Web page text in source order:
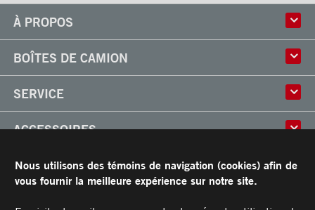
À PROPOS
Culture
Usine
Partenaire
Carrières
BOÎTES DE CAMION
Classik
X-Treme
Boîtes réfrigérées
Arctik
SERVICE
Pièces
ACCESSOIRES
Toits
Planchers
RESSOURCES
Garantie limitée de Transit
Conditions générales
Nous utilisons des témoins de navigation (cookies) afin de
vous fournir la meilleure expérience sur notre site.